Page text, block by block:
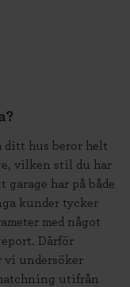
ditt hus beror helt
vilken stil du har
har på både
kunder tycker
med något
Därför
vi undersöker
utifrån